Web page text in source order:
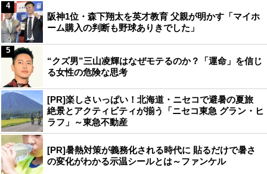
阪神1位・森下翔太を英才教育 父親が明かす「マイホ
ーム購入の判断も野球ありきでした」
4
“クズ男”三山凌輝はなぜモテるのか？「運命」を信じ
る女性の危険な思考
5
[PR]楽しさいっぱい！北海道・ニセコで避暑の夏旅
絶景とアクティビティが揃う「ニセコ東急 グラン・ヒ
ラフ」～東急不動産
[PR]暑熱対策が義務化される時代に 貼るだけで暑さ
の変化がわかる示温シールとは～ファンケル